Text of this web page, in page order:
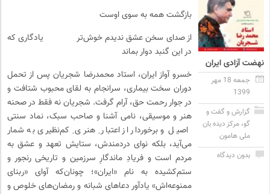
نهضت آزادی ایران
جمعه 18 مهر
1399
گزارش و گفت و
گو، مرکز دیده بان
ملی هامون
بدون دیدگاه
بازگشت همه به سوی اوست
از صدای سخن عشق ندیدم خوش‌تر یادگاری که
در این گنبد دوار بماند
خسرو آواز ایران، استاد محمدرضا شجریان پس از تحمل
دوران سخت بیماری، سرانجام به لقای محبوب شتافت و
در جوار رحمت حق، آرام گرفت. شجریان نه فقط در صحنه
هنر و موسیقی، نامی آشنا و صاحب سبک، نماد سنتی
اصیل و برخوردار از اعتبار ِ هنری ِ کم‌نظیری به شمار
می‌آید، بلکه نوای دردمندش، ستایش تعهد و عشق به
مردم است و فریادِ ماندگارِ سرزمین و تاریخی رنجور و
ستم‌کشیده به نام «ایران»؛ چونان‌که آوای «ربنای
ممنوعه‌اش» یادآور دعاهای شبانه و رمضان‌های خلوص و